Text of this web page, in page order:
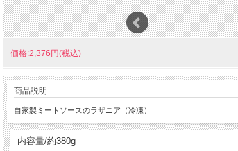
価格:2,376円(税込)
商品説明
自家製ミートソースのラザニア（冷凍）
内容量/約380g